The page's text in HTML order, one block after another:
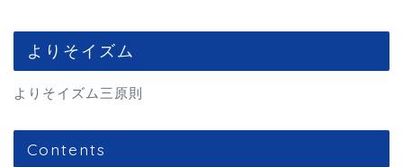
よりそイズム
よりそイズム三原則
Contents